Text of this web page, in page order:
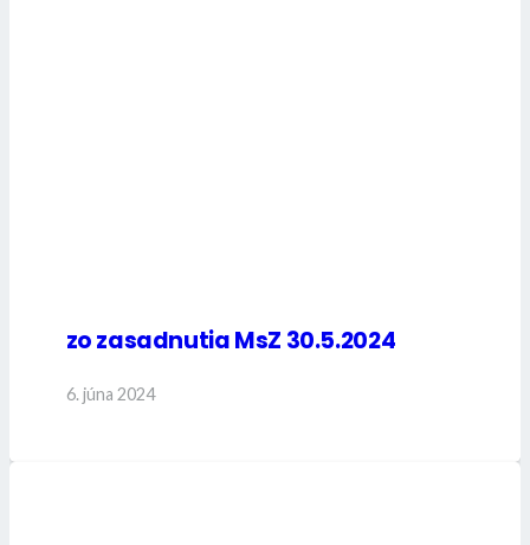
zo zasadnutia MsZ 30.5.2024
6. júna 2024